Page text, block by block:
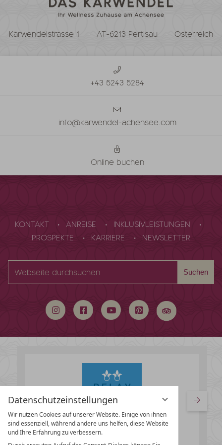
Datenschutzeinstellungen
Wir nutzen Cookies auf unserer Website. Einige von ihnen
sind essenziell, während andere uns helfen, diese Website
und Ihre Erfahrung zu verbessern.
Karwendelstrasse 1 AT-6213 Pertisau Österreich
+43 5243 5284
info@karwendel-achensee.com
Online buchen
KONTAKT ANREISE
INKLUSIVLEISTUNGEN
PROSPEKTE
KARRIERE NEWSLETTER
durchsuchen
Suchen